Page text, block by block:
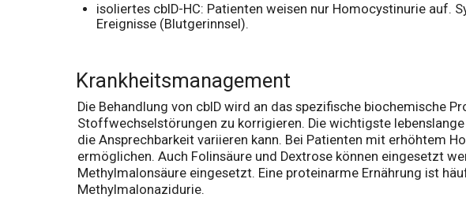
isoliertes cblD-HC: Patienten weisen nur Homocystinurie
Ereignisse (Blutgerinnsel).
Krankheitsmanagement
Die Behandlung von cblD wird an das spezifische biochemische
Stoffwechselstörungen zu korrigieren. Die wichtigste
die Ansprechbarkeit variieren kann. Bei Patienten mit erhöhtem
ermöglichen. Auch Folinsäure und Dextrose können eingesetzt
Methylmalonsäure eingesetzt. Eine proteinarme Ernährung ist
Methylmalonazidurie.